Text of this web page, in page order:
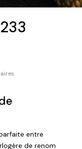
entre
de renom